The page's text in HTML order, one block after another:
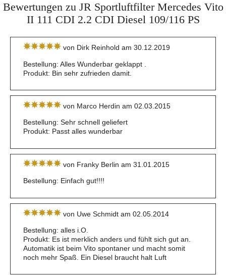
Bewertungen zu JR Sportluftfilter Mercedes Vito
II 111 CDI 2.2 CDI Diesel 109/116 PS
von Dirk Reinhold am 30.12.2019
Bestellung: Alles Wunderbar geklappt .
Produkt: Bin sehr zufrieden damit.
von Marco Herdin am 02.03.2015
Bestellung: Sehr schnell geliefert
Produkt: Passt alles wunderbar
von Franky Berlin am 31.01.2015
Bestellung: Einfach gut!!!!
von Uwe Schmidt am 02.05.2014
Bestellung: alles i.O.
Produkt: Es ist merklich anders und fühlt sich gut an.
Automatik ist beim Vito spontaner und macht somit
noch mehr Spaß. Ein Diesel braucht halt Luft